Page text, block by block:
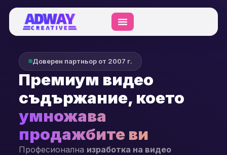
Доверен партньор от 2007 г.
Премиум видео
съдържание, което
умножава
продажбите ви
Професионална изработка на видео